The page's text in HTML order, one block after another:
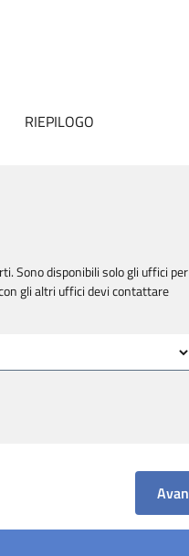
RIEPILOGO
Sono disponibili solo gli uffici per
gli altri uffici devi contattare